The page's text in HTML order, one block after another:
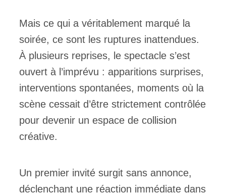
Mais ce qui a véritablement marqué la
soirée, ce sont les ruptures inattendues.
À plusieurs reprises, le spectacle s’est
ouvert à l’imprévu : apparitions surprises,
interventions spontanées, moments où la
scène cessait d’être strictement contrôlée
pour devenir un espace de collision
créative.
Un premier invité surgit sans annonce,
déclenchant une réaction immédiate dans